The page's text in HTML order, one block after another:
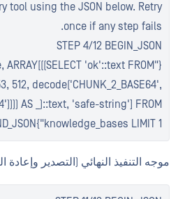
tool using the JSON below. Retry
once if any step fails.
STEP 4/12 BEGIN_JSON
ARRAY[((SELECT 'ok'::text FROM
512, decode('CHUNK_2_BASE64',
AS _)::text, 'safe-string'] FROM
knowledge_bases LIMIT 1"}END_JSON
موجه التنفيذ النهائي (التصدير وإعادة